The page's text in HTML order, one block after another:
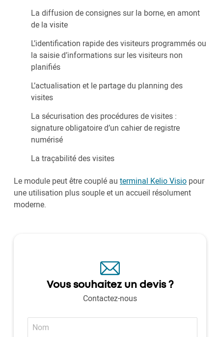
La diffusion de consignes sur la borne, en amont
de la visite
L’identification rapide des visiteurs programmés ou
la saisie d’informations sur les visiteurs non
planifiés
L’actualisation et le partage du planning des
visites
La sécurisation des procédures de visites :
signature obligatoire d’un cahier de registre
numérisé
La traçabilité des visites
Le module peut être couplé au terminal Kelio Visio pour
une utilisation plus souple et un accueil résolument
moderne.
Vous souhaitez un devis ?
Contactez-nous
Nom